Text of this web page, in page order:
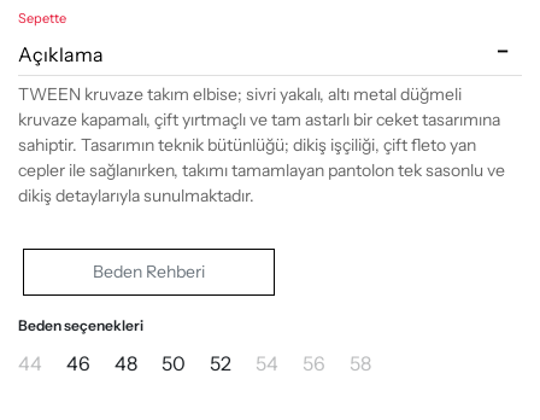
Sepette
Açıklama
TWEEN kruvaze takım elbise; sivri yakalı, altı metal düğmeli
kruvaze kapamalı, çift yırtmaçlı ve tam astarlı bir ceket tasarımına
sahiptir. Tasarımın teknik bütünlüğü; dikiş işçiliği, çift fleto yan
cepler ile sağlanırken, takımı tamamlayan pantolon tek sasonlu ve
dikiş detaylarıyla sunulmaktadır.
Beden Rehberi
Beden seçenekleri
44 46 48 50 52 54 56 58